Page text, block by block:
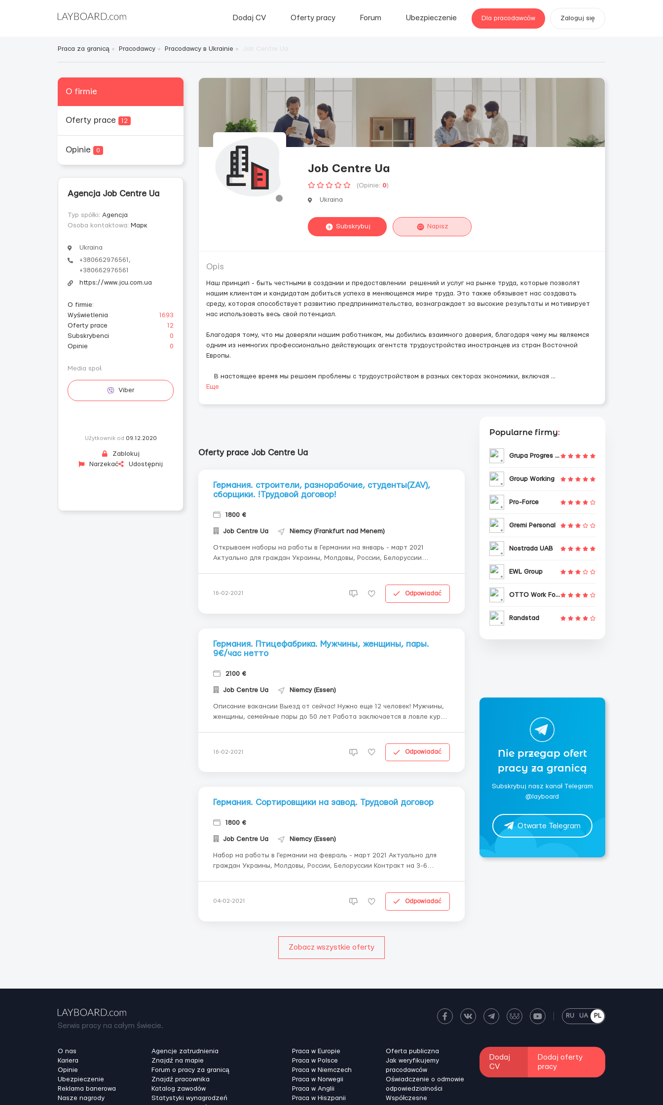
Dodaj CV Oferty pracy Forum Ubezpieczenie Dla pracodawców Zaloguj się
Praca za granicą Pracodawcy Pracodawcy в Ukrainie
O firmie
Oferty prace 12
Opinie 0
Agencja Job Centre Ua
Typ spółki: Agencja
Osoba kontaktowa: Марк
Ukraina
+380662976561,
+380662976561
https://www.jcu.com.ua
O firmie:
Wyświetlenia
1693
Oferty prace
12
Subskrybenci
0
Opinie
0
Media społ.
Viber
Użytkownik od 09.12.2020
Zablokuj
Narzekać
Udostępnij
Job Centre Ua
(Opinie: 0)
Ukraina
Subskrybuj Napisz
Opis
Наш принцип - быть честными в создании и предоставлении решений и услуг на рынке труда, которые позволят
нашим клиентам и кандидатам добиться успеха в меняющемся мире труда. Это также обязывает нас создавать
среду, которая способствует развитию предпринимательства, вознаграждает за высокие результаты и мотивирует
нас использовать весь свой потенциал.
Благодаря тому, что мы доверяли нашим работникам, мы добились взаимного доверия, благодаря чему мы являемся
одним из немногих профессионально действующих агентств трудоустройства иностранцев из стран Восточной
Европы.
В настоящее время мы решаем проблемы с трудоустройством в разных секторах экономики, включая ...
Еще
Oferty prace Job Centre Ua
Германия. строители, разнорабочие, студенты(ZAV),
сборщики. !Трудовой договор!
1800 €
Job Centre Ua Niemcy (Frankfurt nad Menem)
Открываем наборы на работы в Германии на январь - март 2021
Актуально для граждан Украины, Молдовы, России, Белоруссии
16-02-2021 Odpowiadać
Германия. Птицефабрика. Мужчины, женщины, пары.
9€/час нетто
2100 €
Job Centre Ua Niemcy (Essen)
Описание вакансии Выезд от сейчас! Нужно еще 12 человек! Мужчины,
женщины, семейные пары до 50 лет Работа заключается в ловле курей
16-02-2021 Odpowiadać
Германия. Сортировщики на завод. Трудовой договор
1800 €
Job Centre Ua Niemcy (Essen)
Набор на работы в Германии на февраль - март 2021 Актуально для
граждан Украины, Молдовы, России, Белоруссии Контракт на 3-6
04-02-2021 Odpowiadać
Zobacz wszystkie oferty
Popularne firmy:
Grupa Progres Sp. z o.o.
Group Working
Pro-Force
Gremi Personal
Nostrada UAB
EWL Group
OTTO Work Force
Randstad
Nie przegap ofert
pracy za granicą
Subskrybuj nasz kanał Telegram
@layboard
Otwarte Telegram
Serwis pracy na całym świecie.
RU UA PL
O nas
Kariera
Opinie
Ubezpieczenie
Reklama banerowa
Nasze nagrody
Agencje zatrudnienia
Znajdź na mapie
Forum o pracy za granicą
Znajdź pracownika
Katalog zawodów
Statystyki wynagrodzeń
Praca w Europie
Praca w Polsce
Praca w Niemczech
Praca w Norwegii
Praca w Anglii
Praca w Hiszpanii
Oferta publiczna
Jak weryfikujemy
pracodawców
Oświadczenie o odmowie
odpowiedzialności
Współczesne
Dodaj
CV
Dodaj oferty
pracy